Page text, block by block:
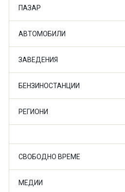
ПАЗАР
АВТОМОБИЛИ
ЗАВЕДЕНИЯ
БЕНЗИНОСТАНЦИИ
РЕГИОНИ
СВОБОДНО ВРЕМЕ
МЕДИИ